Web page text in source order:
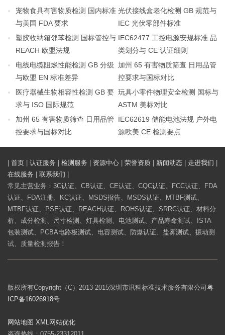
宠物食具有害物质检测 国内标准
与美国 FDA 要求
光伏接线盒老化检测 GB 规范与
IEC 光伏零部件标准
塑胶收纳箱邻苯检测 国标管控与
REACH 欧盟法规
IEC62477 工控电源安规标准 品
类划分与 CE 认证细则
电线电缆阻燃性能检测 GB 分级
与欧盟 EN 标准差异
加州 65 有害物质筛查 日用品管
控要求与国标对比
医疗器械生物相容性检测 GB 要
求与 ISO 国际规范
玩具小零件物理安全检测 国标与
ASTM 美标对比
加州 65 有害物质筛查 日用品管
控要求与国标对比
IEC62619 储能电池法规 户外电
源欧美 CE 检测要点
首页 认证服务 检测服务 资源中心 荣誉资质 新闻动态 走进我们
在线服务
联系我们
常见主营业务：3C认证、CB认证、CE认证、CQC认证、FCC认证、FDA
认证、FDA注册、KC认证、MSDS报告、MSDS认证、MTBF测试、
MTBF认证、PSE认证、REACH认证、ROHS认证、SRRC认证、材料分
析、成分检测、尺寸检测、灯具检测、电池测试、产品寿命测试、ISTA
包装测试、PCBA电路板测试、电容测试、防爆认证、盐雾测试、振动测
试、质量检测报告！
版权所有Copyright（C）2013-2015深圳市讯科标准技术服务有限公司 粤
ICP备16026918号
网站地图 XML
网站优化